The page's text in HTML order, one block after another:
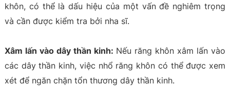
khôn, có thể là dấu hiệu của một vấn đề nghiêm trọng
và cần được kiểm tra bởi nha sĩ.
Xâm lấn vào dây thần kinh: Nếu răng khôn xâm lấn vào
các dây thần kinh, việc nhổ răng khôn có thể được xem
xét để ngăn chặn tổn thương dây thần kinh.